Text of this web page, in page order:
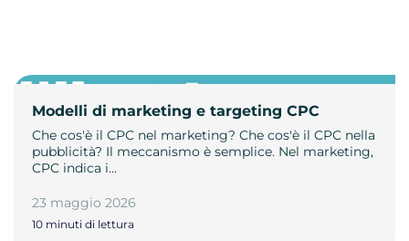
Modelli di marketing e targeting CPC
Che cos'è il CPC nel marketing? Che cos'è il CPC nella
pubblicità? Il meccanismo è semplice. Nel marketing,
CPC indica i…
23 maggio 2026
10 minuti di lettura